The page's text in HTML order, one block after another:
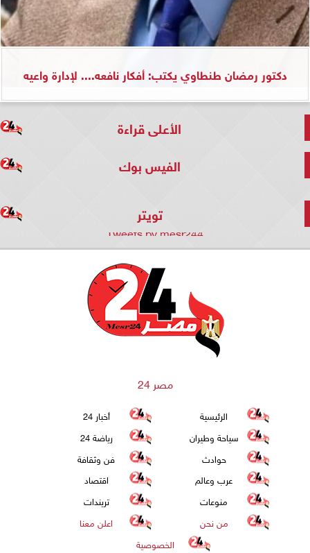
دكتور رمضان طنطاوي يكتب: أفكار نافعه.... لإدارة واعيه
الأعلى قراءة
الفيس بوك
تويتر
Tweets by mesr244
مصر 24
الرئيسية
أخبار 24
سياحة وطيران
رياضة 24
حوادث
فن وثقافة
عرب وعالم
اقتصاد
منوعات
تريندات
من نحن
اعلن معنا
الخصوصية